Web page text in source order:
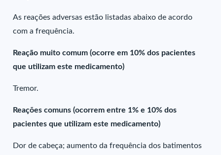
As reações adversas estão listadas abaixo de acordo
com a frequência.
Reação muito comum (ocorre em 10% dos pacientes
que utilizam este medicamento)
Tremor.
Reações comuns (ocorrem entre 1% e 10% dos
pacientes que utilizam este medicamento)
Dor de cabeça; aumento da frequência dos batimentos